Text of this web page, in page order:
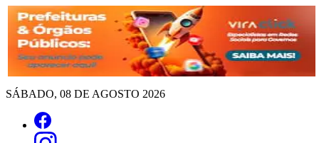
SÁBADO, 08 DE AGOSTO 2026